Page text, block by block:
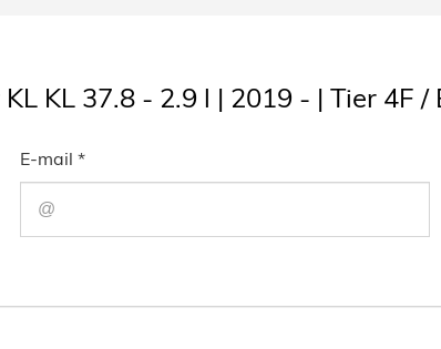
KL 37.8 - 2.9 l | 2019 - | Tier 4F /
E-mail *